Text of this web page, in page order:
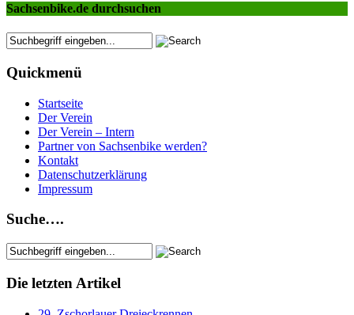
Sachsenbike.de durchsuchen
Quickmenü
Startseite
Der Verein
Der Verein – Intern
Partner von Sachsenbike werden?
Kontakt
Datenschutzerklärung
Impressum
Suche….
Die letzten Artikel